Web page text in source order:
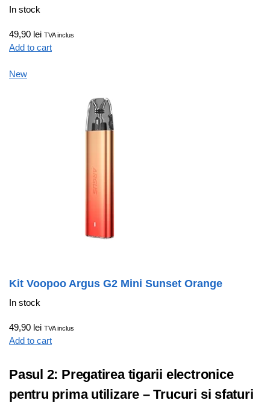
In stock
49,90 lei TVA inclus
Add to cart
New
Kit Voopoo Argus G2 Mini Sunset Orange
In stock
49,90 lei TVA inclus
Add to cart
Pasul 2: Pregatirea tigarii electronice
pentru prima utilizare – Trucuri si sfaturi